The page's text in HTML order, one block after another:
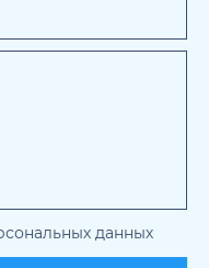
данных